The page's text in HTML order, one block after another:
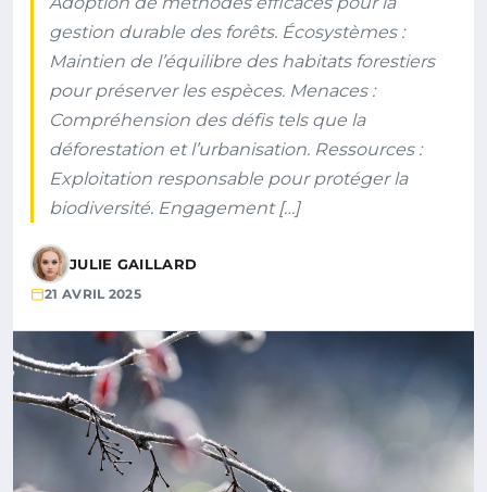
gestion durable des forêts. Écosystèmes :
Maintien de l’équilibre des habitats forestiers
pour préserver les espèces. Menaces :
Compréhension des défis tels que la
déforestation et l’urbanisation. Ressources :
Exploitation responsable pour protéger la
biodiversité. Engagement […]
JULIE GAILLARD
21 AVRIL 2025